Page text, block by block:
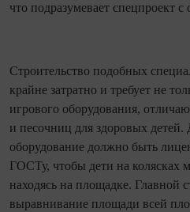
что подразумевает спецпроект с
Строительство подобных
крайне затратно и требует не
игрового оборудования,
и песочниц для здоровых детей.
оборудование должно быть
ГОСТу, чтобы дети на колясках
находясь на площадке. Главной
выравнивание площади всей